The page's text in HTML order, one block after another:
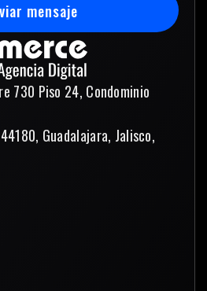
730 Piso 24, Condominio
Guadalajara, Jalisco,
mensaje
mensaje